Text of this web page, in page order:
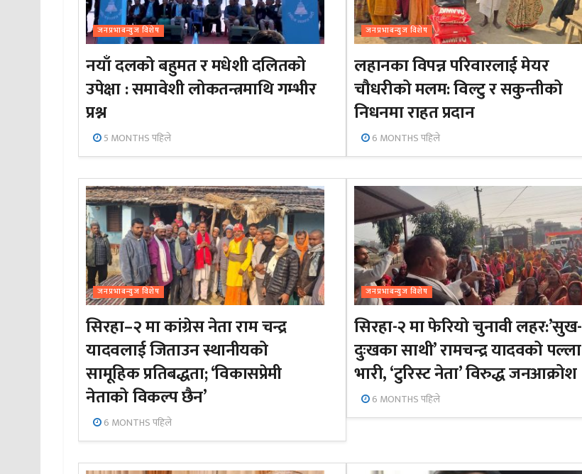
जनप्रभाबन्युज विशेष
नयाँ दलको बहुमत र मधेशी दलितको
उपेक्षा : समावेशी लोकतन्त्रमाथि गम्भीर
प्रश्न
5 MONTHS पहिले
जनप्रभाबन्युज विशेष
लहानका विपन्न परिवारलाई मेयर
चौधरीको मलम: विल्टु र सकुन्तीको
निधनमा राहत प्रदान
6 MONTHS पहिले
जनप्रभाबन्युज विशेष
सिरहा–२ मा कांग्रेस नेता राम चन्द्र
यादवलाई जिताउन स्थानीयको
सामूहिक प्रतिबद्धता; ‘विकासप्रेमी
नेताको विकल्प छैन’
6 MONTHS पहिले
जनप्रभाबन्युज विशेष
सिरहा-२ मा फेरियो चुनावी लहर:’सुख-
दुःखका साथी’ रामचन्द्र यादवको पल्ला
भारी, ‘टुरिस्ट नेता’ विरुद्ध जनआक्रोश
6 MONTHS पहिले